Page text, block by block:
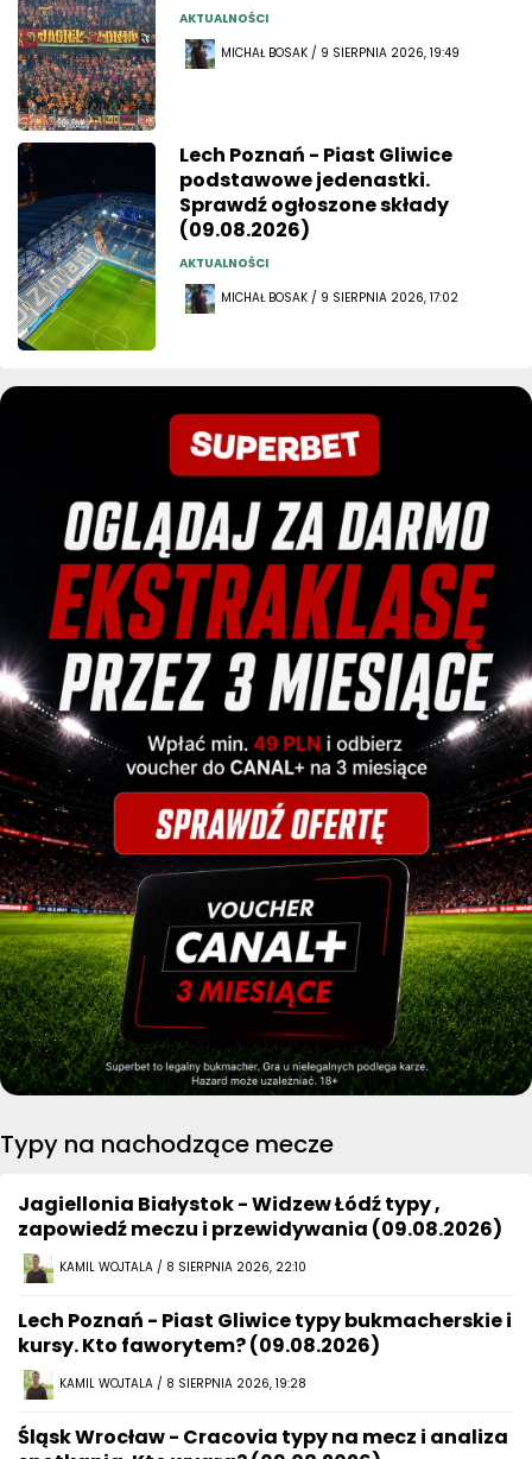
AKTUALNOŚCI
MICHAŁ BOSAK / 9 SIERPNIA 2026, 19:49
Lech Poznań - Piast Gliwice
podstawowe jedenastki.
Sprawdź ogłoszone składy
(09.08.2026)
AKTUALNOŚCI
MICHAŁ BOSAK / 9 SIERPNIA 2026, 17:02
Typy na nachodzące mecze
Jagiellonia Białystok - Widzew Łódź typy ,
zapowiedź meczu i przewidywania (09.08.2026)
KAMIL WOJTALA / 8 SIERPNIA 2026, 22:10
Lech Poznań - Piast Gliwice typy bukmacherskie i
kursy. Kto faworytem? (09.08.2026)
KAMIL WOJTALA / 8 SIERPNIA 2026, 19:28
Śląsk Wrocław - Cracovia typy na mecz i analiza